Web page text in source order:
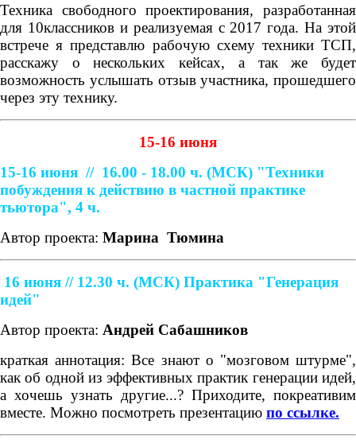
Техника свободного проектирования, разработанная
для 10классников и реализуемая с 2017 года. На этой
встрече я представлю рабочую схему техники ТСП,
расскажу о нескольких кейсах, а так же будет
возможность услышать отзыв участника, прошедшего
через эту технику.
15-16 июня
15-16 июня // 16.00 - 18.00 ч. (МСК) "Техники
побуждения к действию в частной практике
тьютора", 4 ч.
Автор проекта: Марина Тюмина
16 июня // 12.30 ч. (МСК) Практика "Генерация
идей"
Автор проекта: Андрей Сабашников
краткая аннотация: Все знают о "мозговом штурме",
как об одной из эффективных практик генерации идей,
а хочешь узнать другие...? Приходите, покреативим
вместе. Можно посмотреть презентацию по ссылке.